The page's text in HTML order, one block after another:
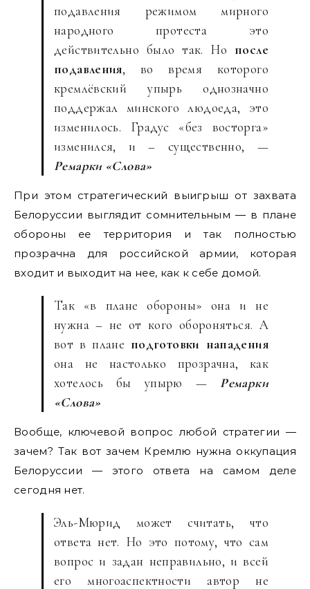
подавления режимом мирного
народного протеста это
действительно было так. Но после
подавления, во время которого
кремлёвский упырь однозначно
поддержал минского людоеда, это
изменилось. Градус «без восторга»
изменился, и – существенно, —
Ремарки «Слова»
При этом стратегический выигрыш от захвата
Белоруссии выглядит сомнительным — в плане
обороны ее территория и так полностью
прозрачна для российской армии, которая
входит и выходит на нее, как к себе домой.
Так «в плане обороны» она и не
нужна – не от кого обороняться. А
вот в плане подготовки нападения
она не настолько прозрачна, как
хотелось бы упырю — Ремарки
«Слова»
Вообще, ключевой вопрос любой стратегии —
зачем? Так вот зачем Кремлю нужна оккупация
Белоруссии — этого ответа на самом деле
сегодня нет.
Эль-Мюрид может считать, что
ответа нет. Но это потому, что сам
вопрос и задан неправильно, и всей
его многоаспектности автор не